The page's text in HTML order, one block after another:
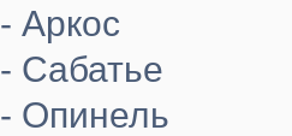
- Аркос
- Сабатье
- Опинель